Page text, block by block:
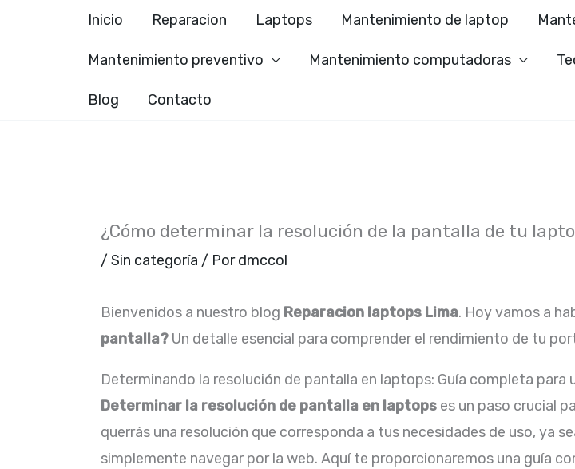
Inicio Reparacion Laptops Mantenimiento de laptop
Mantenimiento preventivo Mantenimiento computadoras
Blog Contacto
¿Cómo determinar la resolución de la pantalla de tu
/ Sin categoría / Pordmccol
Bienvenidos a nuestro blog Reparacion laptops Lima. Hoy vamos a
pantalla? Un detalle esencial para comprender el rendimiento de tu
Determinando la resolución de pantalla en laptops: Guía completa para
Determinar la resolución de pantalla en laptops es un paso crucial
querrás una resolución que corresponda a tus necesidades de uso, ya
simplemente navegar por la web. Aquí te proporcionaremos una guía